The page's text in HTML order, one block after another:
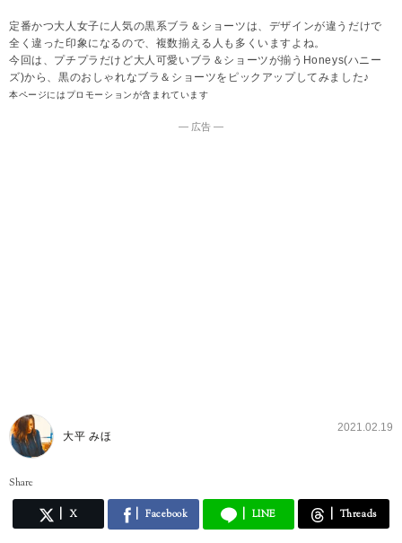
定番かつ大人女子に人気の黒系ブラ＆ショーツは、デザインが違うだけで
全く違った印象になるので、複数揃える人も多くいますよね。
今回は、プチプラだけど大人可愛いブラ＆ショーツが揃うHoneys(ハニー
ズ)から、黒のおしゃれなブラ＆ショーツをピックアップしてみました♪
本ページにはプロモーションが含まれています
― 広告 ―
大平 みほ
2021.02.19
Share
X Facebook LINE Threads